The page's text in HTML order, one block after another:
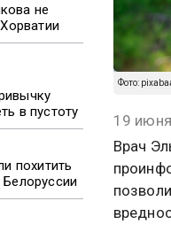
не
в пустоту
похитить
Фото:
19
Врач